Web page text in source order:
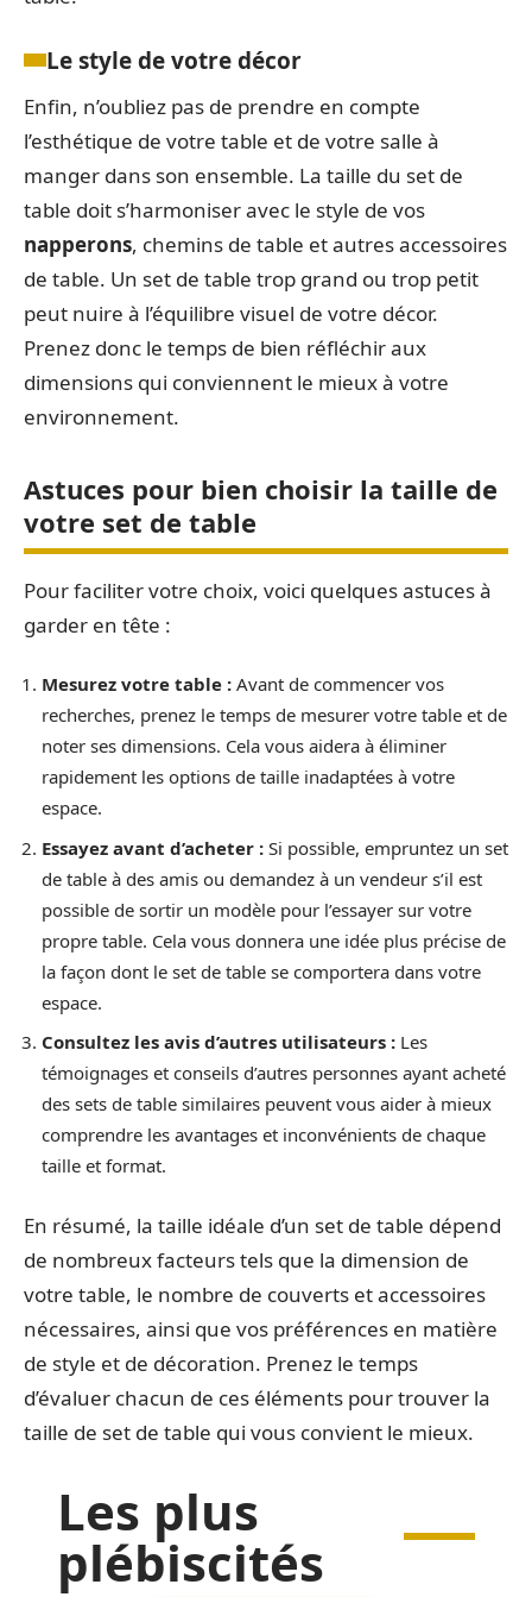
Le style de votre décor
Enfin, n’oubliez pas de prendre en compte
l’esthétique de votre table et de votre salle à
manger dans son ensemble. La taille du set de
table doit s’harmoniser avec le style de vos
napperons, chemins de table et autres accessoires
de table. Un set de table trop grand ou trop petit
peut nuire à l’équilibre visuel de votre décor.
Prenez donc le temps de bien réfléchir aux
dimensions qui conviennent le mieux à votre
environnement.
Astuces pour bien choisir la taille de
votre set de table
Pour faciliter votre choix, voici quelques astuces à
garder en tête :
Mesurez votre table : Avant de commencer vos
recherches, prenez le temps de mesurer votre table et de
noter ses dimensions. Cela vous aidera à éliminer
rapidement les options de taille inadaptées à votre
espace.
Essayez avant d’acheter : Si possible, empruntez un set
de table à des amis ou demandez à un vendeur s’il est
possible de sortir un modèle pour l’essayer sur votre
propre table. Cela vous donnera une idée plus précise de
la façon dont le set de table se comportera dans votre
espace.
Consultez les avis d’autres utilisateurs : Les
témoignages et conseils d’autres personnes ayant acheté
des sets de table similaires peuvent vous aider à mieux
comprendre les avantages et inconvénients de chaque
taille et format.
En résumé, la taille idéale d’un set de table dépend
de nombreux facteurs tels que la dimension de
votre table, le nombre de couverts et accessoires
nécessaires, ainsi que vos préférences en matière
de style et de décoration. Prenez le temps
d’évaluer chacun de ces éléments pour trouver la
taille de set de table qui vous convient le mieux.
Les plus
plébiscités